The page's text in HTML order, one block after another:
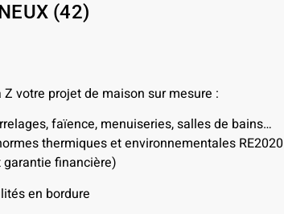
(42)
votre projet de maison sur mesure :
faïence, menuiseries, salles de bains…
thermiques et environnementales RE2020
financière)
en bordure